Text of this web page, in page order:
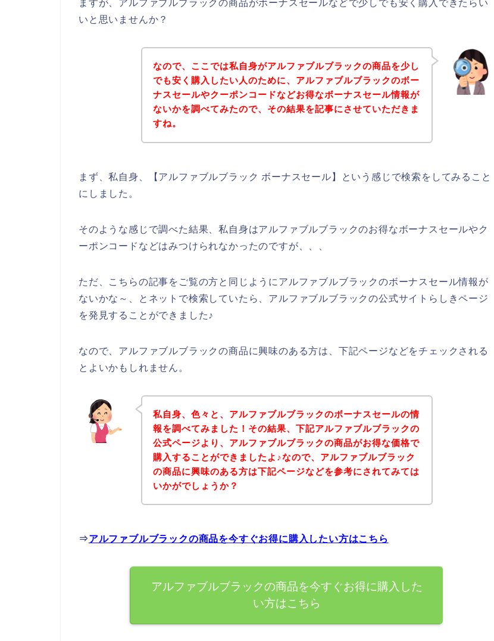
ますが、アルファブルブラックの商品がボーナスセールなどで少しでも安く購入できたらい
いと思いませんか？
なので、ここでは私自身がアルファブルブラックの商品を少し
でも安く購入したい人のために、アルファブルブラックのボー
ナスセールやクーポンコードなどお得なボーナスセール情報が
ないかを調べてみたので、その結果を記事にさせていただきま
すね。
まず、私自身、【アルファブルブラック ボーナスセール】という感じで検索をしてみること
にしました。
そのような感じで調べた結果、私自身はアルファブルブラックのお得なボーナスセールやク
ーポンコードなどはみつけられなかったのですが、、、
ただ、こちらの記事をご覧の方と同じようにアルファブルブラックのボーナスセール情報が
ないかな～、とネットで検索していたら、アルファブルブラックの公式サイトらしきページ
を発見することができました♪
なので、アルファブルブラックの商品に興味のある方は、下記ページなどをチェックされる
とよいかもしれません。
私自身、色々と、アルファブルブラックのボーナスセールの情
報を調べてみました！その結果、下記アルファブルブラックの
公式ページより、アルファブルブラックの商品がお得な価格で
購入することができましたよ♪なので、アルファブルブラック
の商品に興味のある方は下記ページなどを参考にされてみては
いかがでしょうか？
⇒アルファブルブラックの商品を今すぐお得に購入したい方はこちら
アルファブルブラックの商品を今すぐお得に購入した
い方はこちら